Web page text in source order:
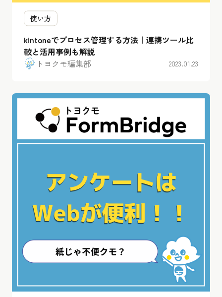
使い方
kintoneでプロセス管理する方法｜連携ツール比
較と活用事例も解説
トヨクモ編集部
2023.01.23